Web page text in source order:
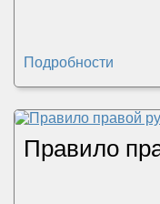
Подробности
Правило